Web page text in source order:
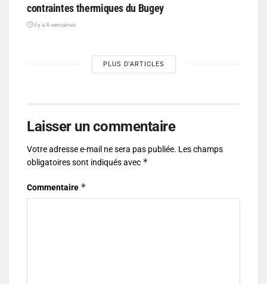
contraintes thermiques du Bugey
il y a 4 semaines
PLUS D'ARTICLES
Laisser un commentaire
Votre adresse e-mail ne sera pas publiée. Les champs
obligatoires sont indiqués avec *
Commentaire *